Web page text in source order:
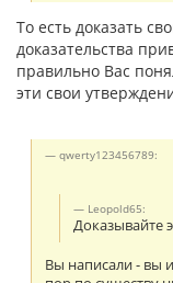
То есть доказать
доказательства
правильно Вас
эти свои
qwerty123456789:
Leopold65:
Доказывайте
Вы написали - вы